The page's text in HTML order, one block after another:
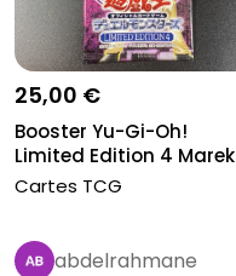
25,00 €
Booster Yu-Gi-Oh!
Limited Edition 4 Marek
japonais...
Cartes TCG
abdelrahmane